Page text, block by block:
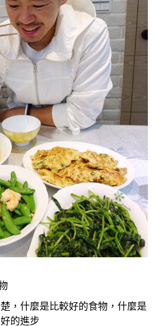
，什麼是比較好的食物，什麼是
的進步